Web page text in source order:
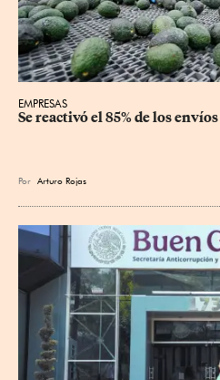
EMPRESAS
Se reactivó el 85% de los
Por Arturo Rojas